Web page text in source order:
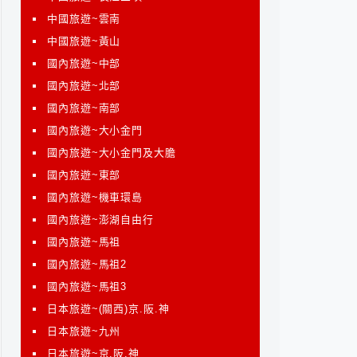
中國旅遊~雲南
中國旅遊~黃山
國內旅遊~中部
國內旅遊~北部
國內旅遊~南部
國內旅遊~大小金門
國內旅遊~大小金門及大膽
國內旅遊~東部
國內旅遊~機車環島
國內旅遊~澎湖自由行
國內旅遊~馬祖
國內旅遊~馬祖2
國內旅遊~馬祖3
日本旅遊~(關西)京.阪.神
日本旅遊~九州
日本旅遊~京.阪.神